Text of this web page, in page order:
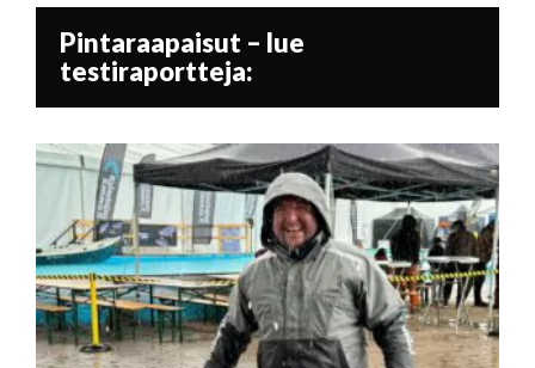
Pintaraapaisut – lue
testiraportteja: